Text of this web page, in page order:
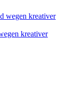
kreativer